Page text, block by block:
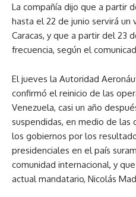
La compañía dijo que a partir
hasta el 22 de junio servirá un
Caracas, y que a partir del 23
frecuencia, según el
El jueves la Autoridad
confirmó el reinicio de las
Venezuela, casi un año
suspendidas, en medio de las
los gobiernos por los
presidenciales en el país
comunidad internacional, y
actual mandatario, Nicolás